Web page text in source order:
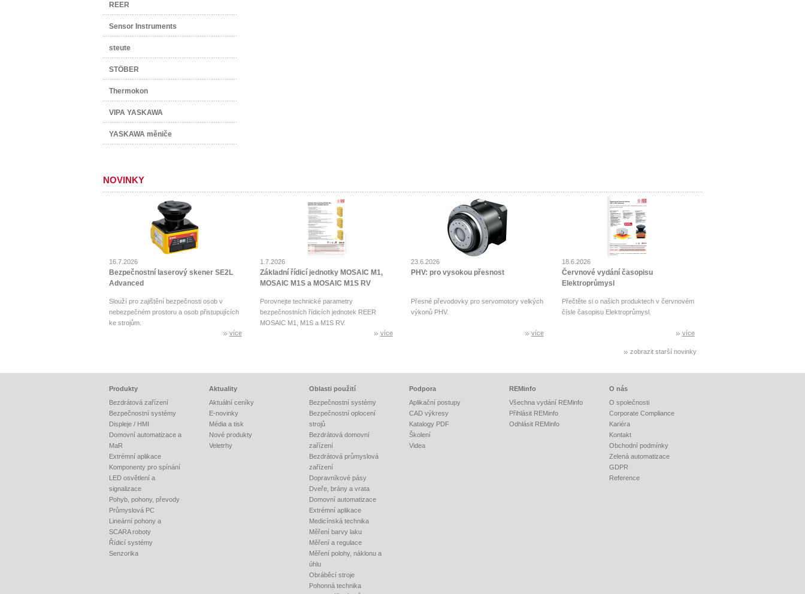
REER
Sensor Instruments
steute
STÖBER
Thermokon
VIPA YASKAWA
YASKAWA měniče
NOVINKY
16.7.2026
Bezpečnostní laserový skener SE2L
Advanced
Slouží pro zajištění bezpečnosti osob v
nebezpečném prostoru a osob přistupujících
ke strojům.
více
1.7.2026
Základní řídicí jednotky MOSAIC M1,
MOSAIC M1S a MOSAIC M1S RV
Porovnejte technické parametry
bezpečnostních řídicích jednotek REER
MOSAIC M1, M1S a M1S RV.
více
23.6.2026
PHV: pro vysokou přesnost
Přesné převodovky pro servomotory velkých
výkonů PHV.
více
18.6.2026
Červnové vydání časopisu
Elektroprůmysl
Přečtěte si o našich produktech v červnovém
čísle časopisu Elektroprůmysl.
více
zobrazit starší novinky
Produkty
Bezdrátová zařízení
Bezpečnostní systémy
Displeje / HMI
Domovní automatizace a
MaR
Extrémní aplikace
Komponenty pro spínání
LED osvětlení a
signalizace
Pohyb, pohony, převody
Průmyslová PC
Lineární pohony a
SCARA roboty
Řídicí systémy
Senzorika
Aktuality
Aktuální ceníky
E-novinky
Média a tisk
Nové produkty
Veletrhy
Oblasti použití
Bezpečnostní systémy
Bezpečnostní oplocení
strojů
Bezdrátová domovní
zařízení
Bezdrátová průmyslová
zařízení
Dopravníkové pásy
Dveře, brány a vrata
Domovní automatizace
Extrémní aplikace
Medicínská technika
Měření barvy laku
Měření a regulace
Měření polohy, náklonu a
úhlu
Obráběcí stroje
Pohonná technika
Podpora
Aplikační postupy
CAD výkresy
Katalogy PDF
Školení
Videa
REMinfo
Všechna vydání REMinfo
Přihlásit REMinfo
Odhlásit REMinfo
O nás
O společnosti
Corporate Compliance
Kariéra
Kontakt
Obchodní podmínky
Zelená automatizace
GDPR
Reference